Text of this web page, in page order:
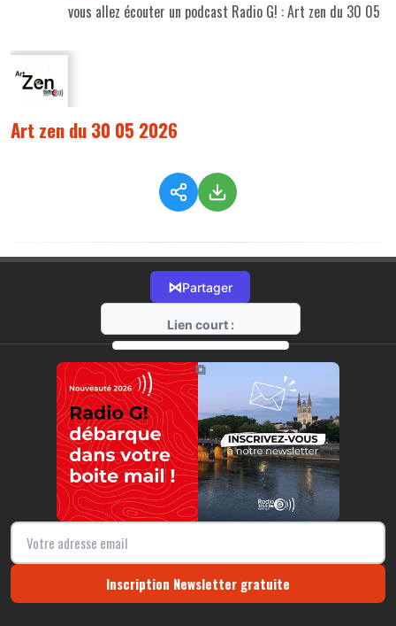
vous allez écouter un podcast Radio G! : Art zen du 30 05
Art zen du 30 05 2026
⋈Partager
Lien court :
https://radio-g.fr?22176
⧉
Inscription Newsletter gratuite